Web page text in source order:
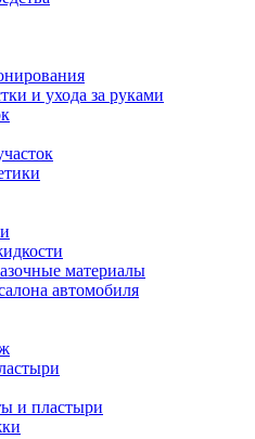
и ухода за руками
материалы
автомобиля
и пластыри